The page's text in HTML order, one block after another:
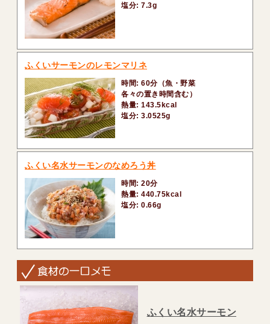
塩分: 7.3g
ふくいサーモンのレモンマリネ
時間: 60分（魚・野菜
各々の置き時間含む）
熱量: 143.5kcal
塩分: 3.0525g
ふくい名水サーモンのなめろう丼
時間: 20分
熱量: 440.75kcal
塩分: 0.66g
ふくい名水サーモン